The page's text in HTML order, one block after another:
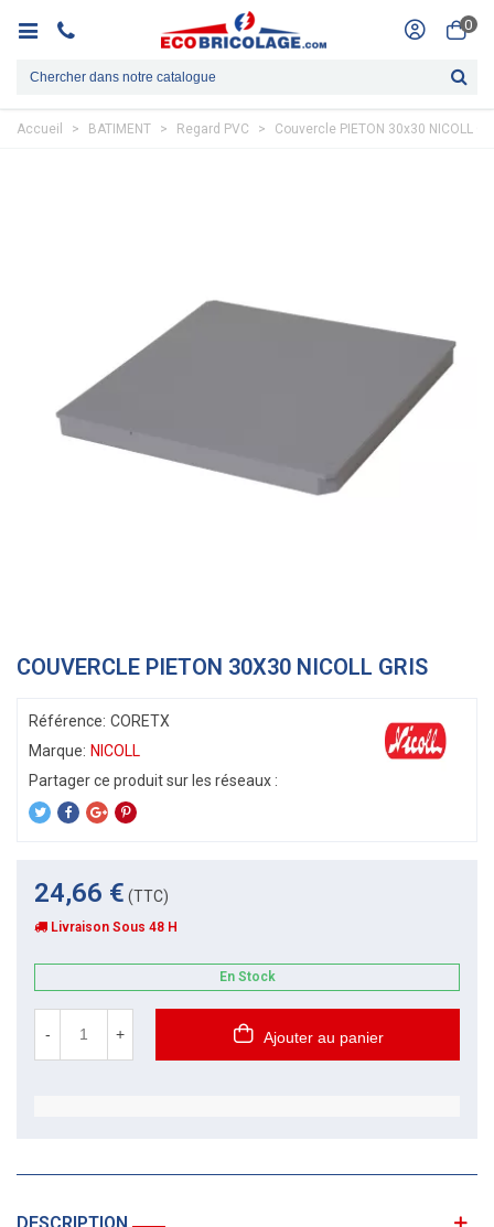
0
Accueil > BATIMENT > Regard PVC > Couvercle PIETON 30x30 NICOLL
COUVERCLE PIETON 30X30 NICOLL GRIS
Référence: CORETX
Marque: NICOLL
24,66 € (TTC)
Livraison Sous 48 H
En Stock
- + Ajouter au panier